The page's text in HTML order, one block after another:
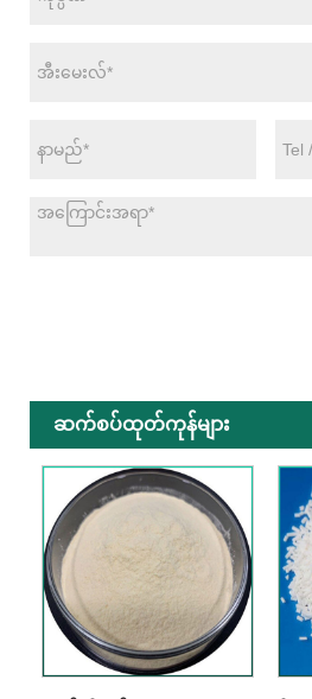
ဆက်စပ်ထုတ်ကုန်များ